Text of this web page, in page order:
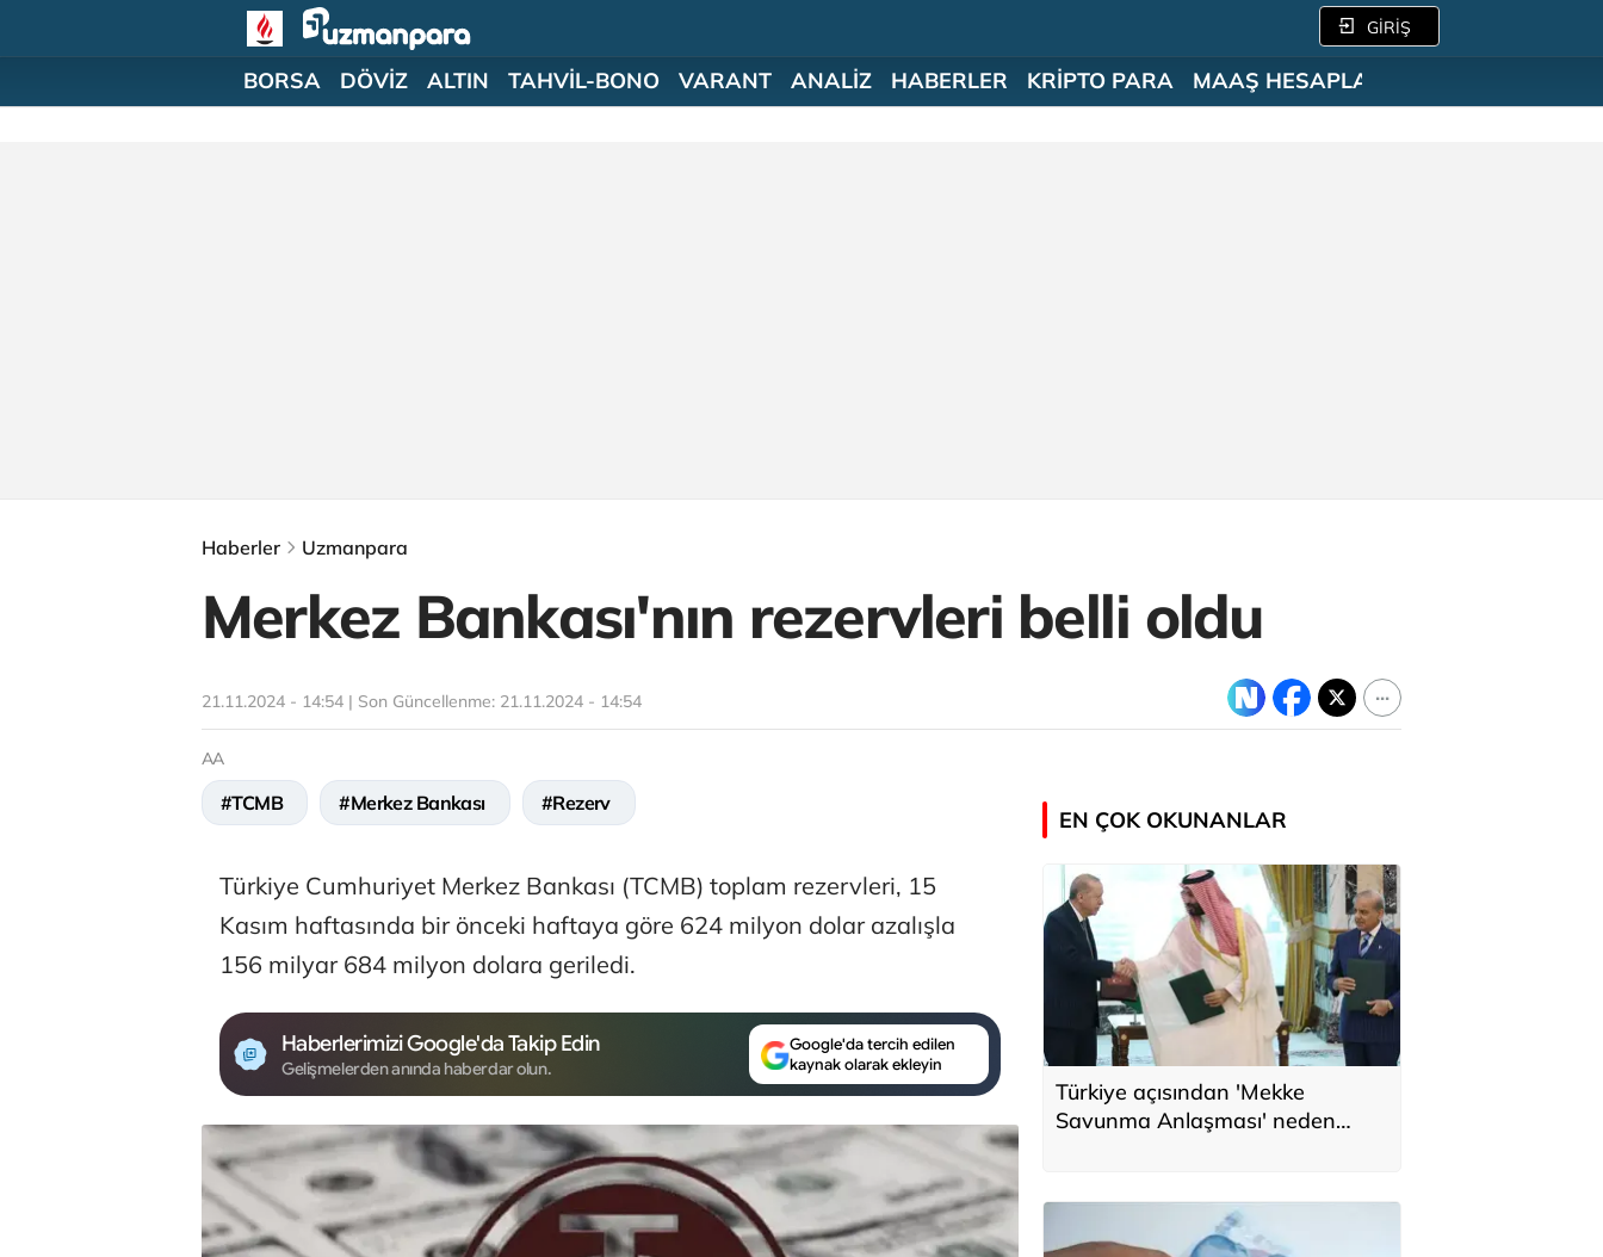
GİRİŞ
BORSA DÖVİZ ALTIN TAHVİL-BONO VARANT ANALİZ HABERLER KRİPTO PARA MAAŞ HESAPLAMA
Haberler Uzmanpara
Merkez Bankası'nın rezervleri belli oldu
21.11.2024 - 14:54 | Son Güncellenme: 21.11.2024 - 14:54
AA
#TCMB #Merkez Bankası #Rezerv
Türkiye Cumhuriyet Merkez Bankası (TCMB) toplam rezervleri, 15
Kasım haftasında bir önceki haftaya göre 624 milyon dolar azalışla
156 milyar 684 milyon dolara geriledi.
Haberlerimizi Google'da Takip Edin
Gelişmelerden anında haberdar olun.
Google'da tercih edilen
kaynak olarak ekleyin
EN ÇOK OKUNANLAR
Türkiye açısından 'Mekke
Savunma Anlaşması' neden